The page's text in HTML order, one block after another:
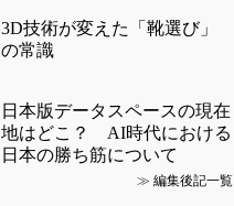
3D技術が変えた「靴選び」
の常識
日本版データスペースの現在
地はどこ？ AI時代における
日本の勝ち筋について
≫ 編集後記一覧